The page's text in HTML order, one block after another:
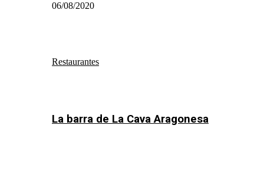
06/08/2020
Restaurantes
La barra de La Cava Aragonesa